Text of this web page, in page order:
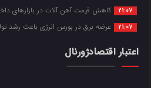
21:07 کاهش قیمت آهن آلات در بازارهای
21:07 عرضه برق در بورس انرژی باعث رشد
اعتبار اقتصادژورنال